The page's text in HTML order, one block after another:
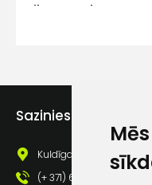
flexguard®
Atbilstība: CE EN
Sazinies ar mums
Kuldīgas iela 69a,
(+ 371) 63 881 186